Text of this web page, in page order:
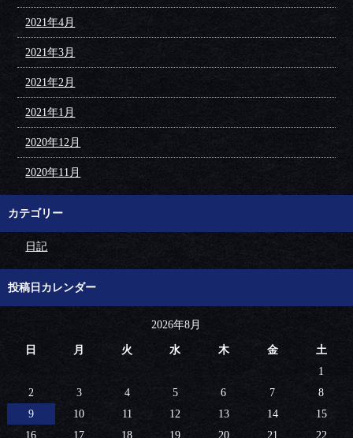
2021年4月
2021年3月
2021年2月
2021年1月
2020年12月
2020年11月
カテゴリー
日記
投稿日カレンダー
2026年8月
日 月 火 水 木 金
土
1
2
3 4 5 6 7
8
9
10 11 12 13 14
15
16
17 18 19 20 21 22